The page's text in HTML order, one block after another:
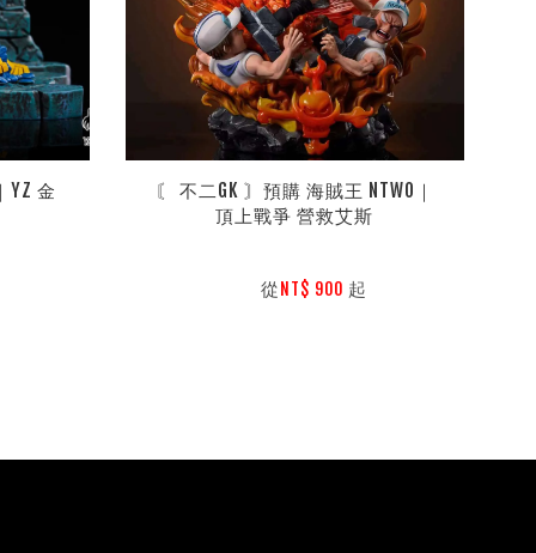
YZ 金
〘 不二GK 〙預購 海賊王 NTWO｜
頂上戰爭 營救艾斯
        從
NT$ 900 起